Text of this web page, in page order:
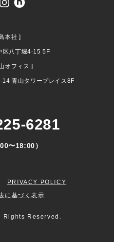
本社 ]
区八丁堀4-15 5F
オフィス ]
14 青山タワープレイス8F
6281
〜18:00）
PRIVACY POLICY
に基づく表示
Rights Reserved.